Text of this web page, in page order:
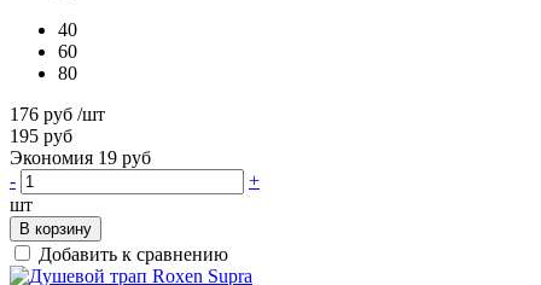
40
60
80
176 руб /шт
195 руб
Экономия 19 руб
-
+
шт
В корзину
Добавить к сравнению